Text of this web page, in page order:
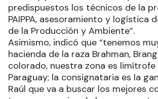
predispuestos los técnicos de la
PAIPPA, asesoramiento y logística
de la Producción y Ambiente”.
Asimismo, indicó que “tenemos
hacienda de la raza Brahman,
colorado, nuestra zona es limítrofe
Paraguay; la consignataria es la
Raúl que va a buscar los mejores